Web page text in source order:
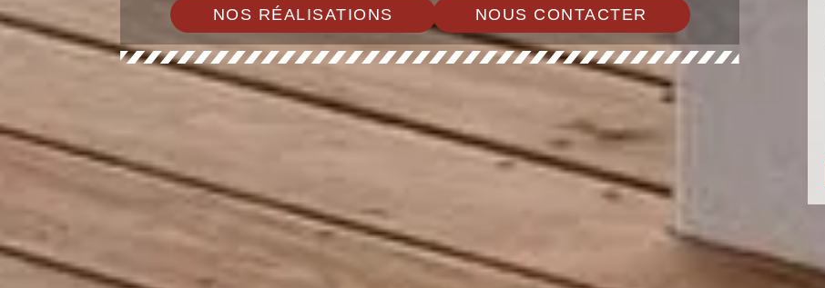
NOS RÉALISATIONS NOUS CONTACTER